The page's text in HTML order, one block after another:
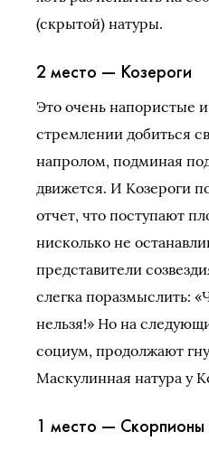
(скрытой) натуры.
2 место — Козероги
Это очень напористые
стремлении добиться
напролом, подминая
движется. И Козероги
отчет, что поступают
нисколько не
представители
слегка поразмыслить:
нельзя!» Но на
социум, продолжают
Маскулинная натура у
1 место — Скорпионы